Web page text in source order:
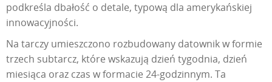
podkreśla dbałość o detale, typową dla amerykańskiej
innowacyjności.
Na tarczy umieszczono rozbudowany datownik w formie
trzech subtarcz, które wskazują dzień tygodnia, dzień
miesiąca oraz czas w formacie 24-godzinnym. Ta